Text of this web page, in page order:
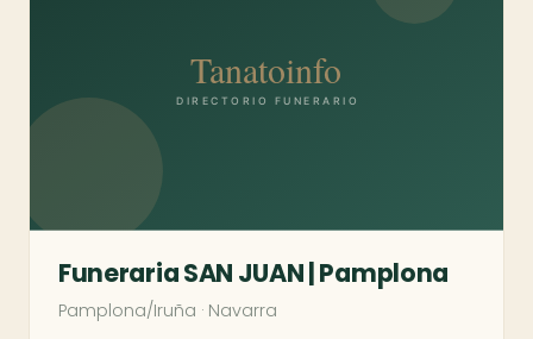
Funeraria SAN JUAN | Pamplona
Pamplona/Iruña · Navarra